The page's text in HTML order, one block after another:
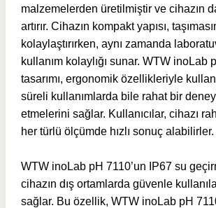
malzemelerden üretilmiştir ve cihazın
artırır. Cihazın kompakt yapısı,
kolaylaştırırken, aynı zamanda
kullanım kolaylığı sunar. WTW inoLab
tasarımı, ergonomik özellikleriyle
süreli kullanımlarda bile rahat bir
etmelerini sağlar. Kullanıcılar, cihazı
her türlü ölçümde hızlı sonuç alabilirler.
WTW inoLab pH 7110’un IP67 su
cihazın dış ortamlarda güvenle
sağlar. Bu özellik, WTW inoLab pH